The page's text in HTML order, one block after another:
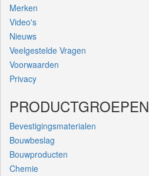
Merken
Video's
Nieuws
Veelgestelde Vragen
Voorwaarden
Privacy
PRODUCTGROEPEN
Bevestigingsmaterialen
Bouwbeslag
Bouwproducten
Chemie